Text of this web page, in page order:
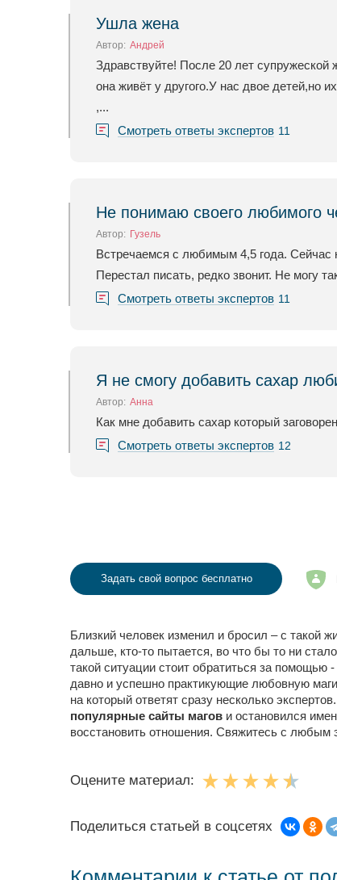
Ушла жена
Автор: Андрей
Здравствуйте! После 20 лет
она живёт у другого.У нас двое детей,но
,...
Смотреть ответы экспертов 11
Не понимаю своего любимого
Автор: Гузель
Встречаемся с любимым 4,5 года. Сейчас
Перестал писать, редко звонит. Не могу
Смотреть ответы экспертов 11
Я не смогу добавить сахар
Автор: Анна
Как мне добавить сахар который
Смотреть ответы экспертов 12
Задать свой вопрос бесплатно
Близкий человек изменил и бросил – с такой
дальше, кто-то пытается, во что бы то ни
такой ситуации стоит обратиться за помощью -
давно и успешно практикующие любовную
на который ответят сразу несколько
популярные сайты магов и остановился
восстановить отношения. Свяжитесь с любым
Оцените материал:
Поделиться статьей в соцсетях